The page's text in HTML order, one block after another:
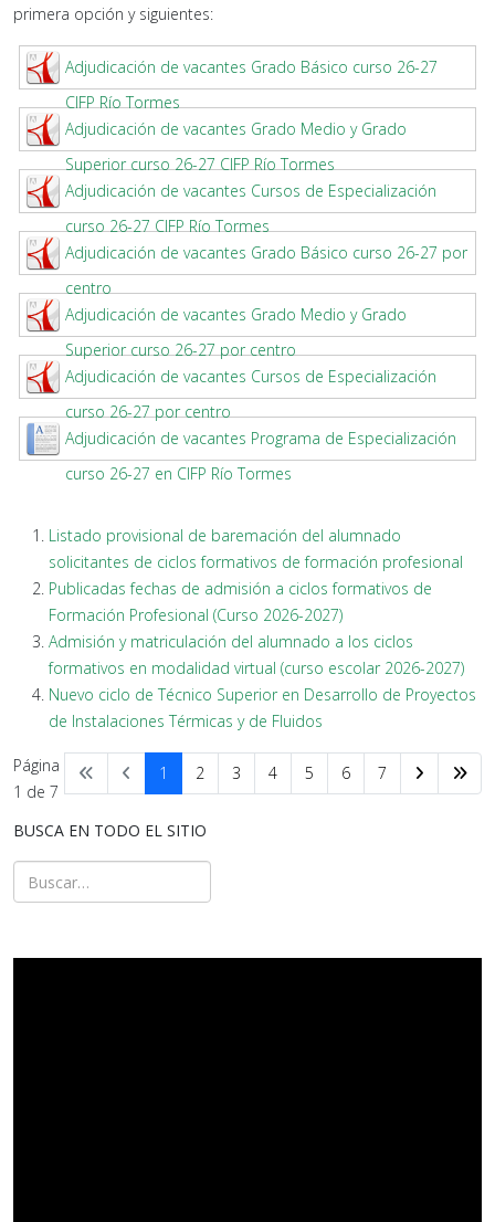
primera opción y siguientes:
Adjudicación de vacantes Grado Básico curso 26-27
CIFP Río Tormes
Adjudicación de vacantes Grado Medio y Grado
Superior curso 26-27 CIFP Río Tormes
Adjudicación de vacantes Cursos de Especialización
curso 26-27 CIFP Río Tormes
Adjudicación de vacantes Grado Básico curso 26-27 por
centro
Adjudicación de vacantes Grado Medio y Grado
Superior curso 26-27 por centro
Adjudicación de vacantes Cursos de Especialización
curso 26-27 por centro
Adjudicación de vacantes Programa de Especialización
curso 26-27 en CIFP Río Tormes
Listado provisional de baremación del alumnado
solicitantes de ciclos formativos de formación profesional
Publicadas fechas de admisión a ciclos formativos de
Formación Profesional (Curso 2026-2027)
Admisión y matriculación del alumnado a los ciclos
formativos en modalidad virtual (curso escolar 2026-2027)
Nuevo ciclo de Técnico Superior en Desarrollo de Proyectos
de Instalaciones Térmicas y de Fluidos
Página
1 de 7
1 2 3 4 5 6 7
BUSCA EN TODO EL SITIO
Buscar